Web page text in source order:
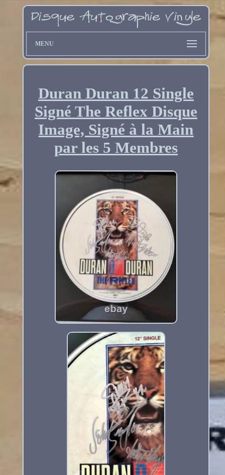
MENU
Duran Duran 12 Single
Signé The Reflex Disque
Image, Signé à la Main
par les 5 Membres